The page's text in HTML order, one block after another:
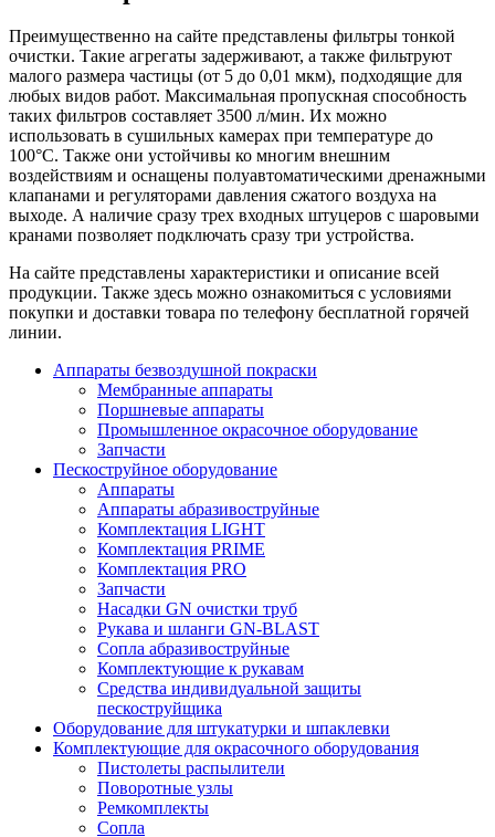
Преимущественно на сайте представлены фильтры тонкой
очистки. Такие агрегаты задерживают, а также фильтруют
малого размера частицы (от 5 до 0,01 мкм), подходящие для
любых видов работ. Максимальная пропускная способность
таких фильтров составляет 3500 л/мин. Их можно
использовать в сушильных камерах при температуре до
100°C. Также они устойчивы ко многим внешним
воздействиям и оснащены полуавтоматическими дренажными
клапанами и регуляторами давления сжатого воздуха на
выходе. А наличие сразу трех входных штуцеров с шаровыми
кранами позволяет подключать сразу три устройства.
На сайте представлены характеристики и описание всей
продукции. Также здесь можно ознакомиться с условиями
покупки и доставки товара по телефону бесплатной горячей
линии.
Аппараты безвоздушной покраски
Мембранные аппараты
Поршневые аппараты
Промышленное окрасочное оборудование
Запчасти
Пескоструйное оборудование
Аппараты
Аппараты абразивоструйные
Комплектация LIGHT
Комплектация PRIME
Комплектация PRO
Запчасти
Насадки GN очистки труб
Рукава и шланги GN-BLAST
Сопла абразивоструйные
Комплектующие к рукавам
Средства индивидуальной защиты
пескоструйщика
Оборудование для штукатурки и шпаклевки
Комплектующие для окрасочного оборудования
Пистолеты распылители
Поворотные узлы
Ремкомплекты
Сопла